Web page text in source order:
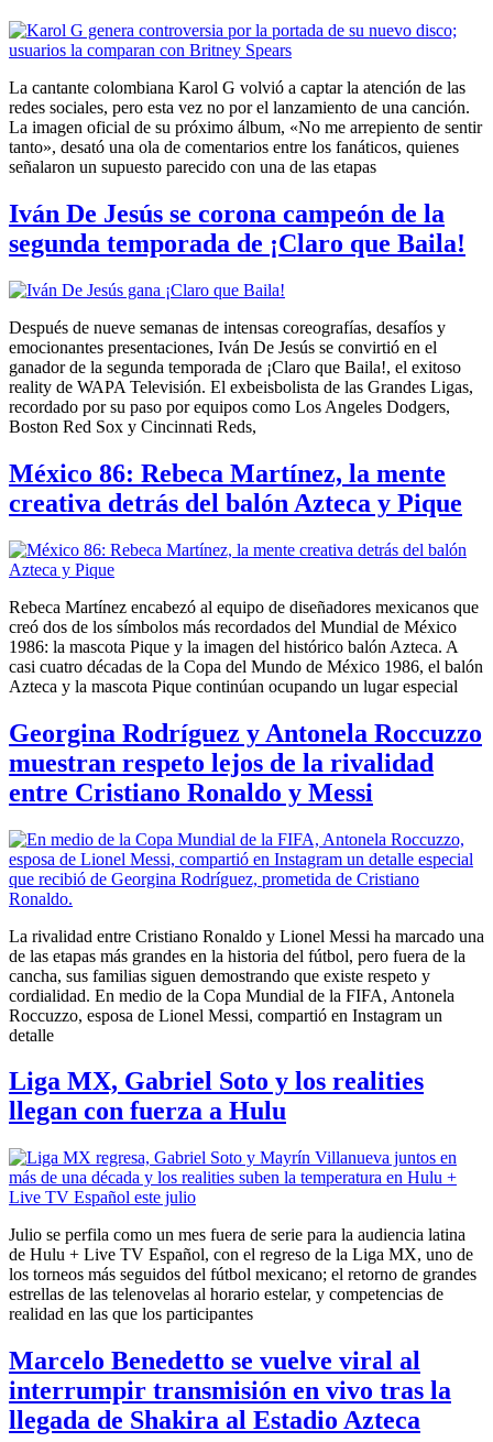
La cantante colombiana Karol G volvió a captar la atención de las
redes sociales, pero esta vez no por el lanzamiento de una canción.
La imagen oficial de su próximo álbum, «No me arrepiento de sentir
tanto», desató una ola de comentarios entre los fanáticos, quienes
señalaron un supuesto parecido con una de las etapas
Iván De Jesús se corona campeón de la
segunda temporada de ¡Claro que Baila!
Después de nueve semanas de intensas coreografías, desafíos y
emocionantes presentaciones, Iván De Jesús se convirtió en el
ganador de la segunda temporada de ¡Claro que Baila!, el exitoso
reality de WAPA Televisión. El exbeisbolista de las Grandes Ligas,
recordado por su paso por equipos como Los Angeles Dodgers,
Boston Red Sox y Cincinnati Reds,
México 86: Rebeca Martínez, la mente
creativa detrás del balón Azteca y Pique
Rebeca Martínez encabezó al equipo de diseñadores mexicanos que
creó dos de los símbolos más recordados del Mundial de México
1986: la mascota Pique y la imagen del histórico balón Azteca. A
casi cuatro décadas de la Copa del Mundo de México 1986, el balón
Azteca y la mascota Pique continúan ocupando un lugar especial
Georgina Rodríguez y Antonela Roccuzzo
muestran respeto lejos de la rivalidad
entre Cristiano Ronaldo y Messi
La rivalidad entre Cristiano Ronaldo y Lionel Messi ha marcado una
de las etapas más grandes en la historia del fútbol, pero fuera de la
cancha, sus familias siguen demostrando que existe respeto y
cordialidad. En medio de la Copa Mundial de la FIFA, Antonela
Roccuzzo, esposa de Lionel Messi, compartió en Instagram un
detalle
Liga MX, Gabriel Soto y los realities
llegan con fuerza a Hulu
Julio se perfila como un mes fuera de serie para la audiencia latina
de Hulu + Live TV Español, con el regreso de la Liga MX, uno de
los torneos más seguidos del fútbol mexicano; el retorno de grandes
estrellas de las telenovelas al horario estelar, y competencias de
realidad en las que los participantes
Marcelo Benedetto se vuelve viral al
interrumpir transmisión en vivo tras la
llegada de Shakira al Estadio Azteca